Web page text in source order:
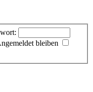
bleiben